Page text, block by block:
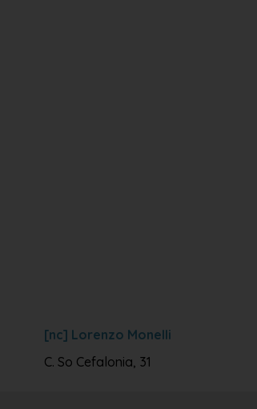
[nc] Lorenzo Monelli
C. So Cefalonia, 31